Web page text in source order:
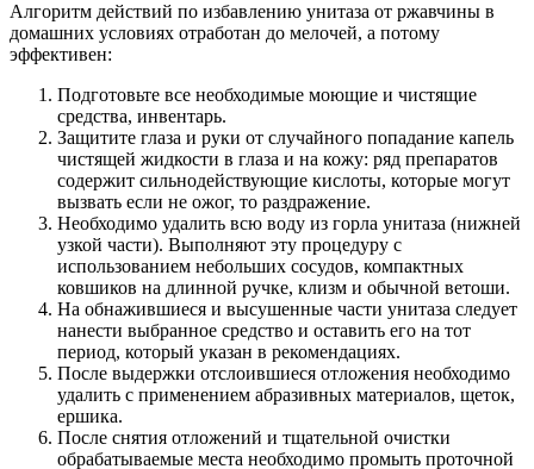
Алгоритм действий по избавлению унитаза от ржавчины в
домашних условиях отработан до мелочей, а потому
эффективен:
Подготовьте все необходимые моющие и чистящие
средства, инвентарь.
Защитите глаза и руки от случайного попадание капель
чистящей жидкости в глаза и на кожу: ряд препаратов
содержит сильнодействующие кислоты, которые могут
вызвать если не ожог, то раздражение.
Необходимо удалить всю воду из горла унитаза (нижней
узкой части). Выполняют эту процедуру с
использованием небольших сосудов, компактных
ковшиков на длинной ручке, клизм и обычной ветоши.
На обнажившиеся и высушенные части унитаза следует
нанести выбранное средство и оставить его на тот
период, который указан в рекомендациях.
После выдержки отслоившиеся отложения необходимо
удалить с применением абразивных материалов, щеток,
ершика.
После снятия отложений и тщательной очистки
обрабатываемые места необходимо промыть проточной